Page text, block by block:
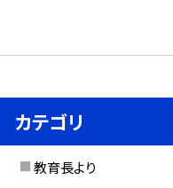
カテゴリ
教育長より